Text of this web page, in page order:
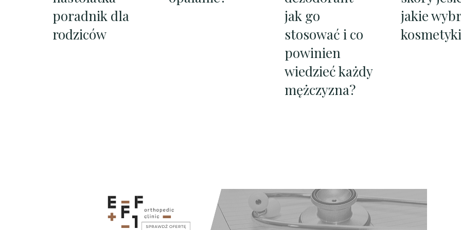
poradnik dla
rodziców
jak go
stosować i co
powinien
wiedzieć każdy
mężczyzna?
jakie